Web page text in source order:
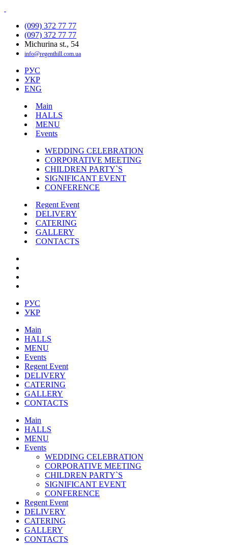
(099) 372 77 77
(097) 372 77 77
Michurina st., 54
info@regenthill.com.ua
РУС
УКР
ENG
Main
HALLS
MENU
Events
WEDDING CELEBRATION
CORPORATIVE MEETING
CHILDREN PARTY`S
SIGNIFICANT EVENT
CONFERENCE
Regent Event
DELIVERY
CATERING
GALLERY
CONTACTS
РУС
УКР
Main
HALLS
MENU
Events
Regent Event
DELIVERY
CATERING
GALLERY
CONTACTS
Main
HALLS
MENU
Events
WEDDING CELEBRATION
CORPORATIVE MEETING
CHILDREN PARTY`S
SIGNIFICANT EVENT
CONFERENCE
Regent Event
DELIVERY
CATERING
GALLERY
CONTACTS